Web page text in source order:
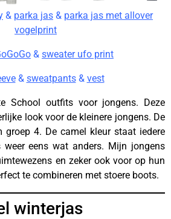
& parka jas & parka jas met allover
vogelprint
& sweater ufo print
& sweatpants& vest
School outfits voor jongens. Deze
look voor de kleinere jongens. De
4. De camel kleur staat iedere
eens wat anders. Mijn jongens
en zeker ook voor op hun
te combineren met stoere boots.
winterjas